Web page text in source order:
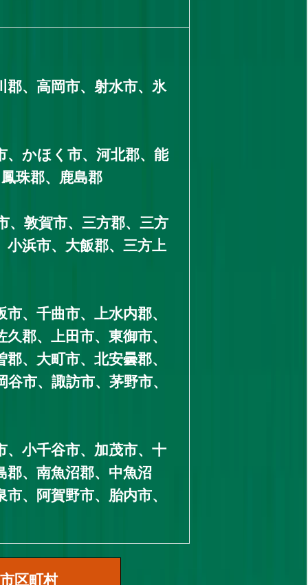
郡、高岡市、射水市、氷
、かほく市、河北郡、能
珠郡、鹿島郡
、敦賀市、三方郡、三方
小浜市、大飯郡、三方上
、千曲市、上水内郡、
郡、上田市、東御市、
、大町市、北安曇郡、
市、諏訪市、茅野市、
、小千谷市、加茂市、十
郡、南魚沼郡、中魚沼
、阿賀野市、胎内市、
市区町村